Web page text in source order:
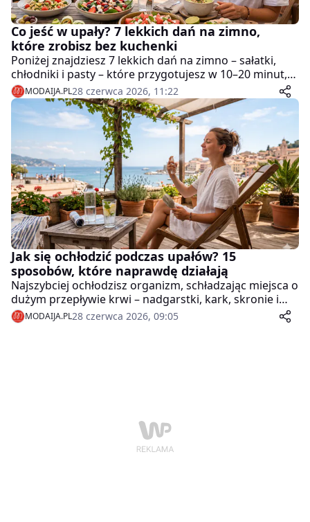
Co jeść w upały? 7 lekkich dań na zimno,
które zrobisz bez kuchenki
Poniżej znajdziesz 7 lekkich dań na zimno – sałatki,
chłodniki i pasty – które przygotujesz w 10–20 minut,
bez gotowania, smażenia i pieczenia, a do tego
skutecznie nawodnisz organizm.
MODAIJA.PL28 czerwca 2026, 11:22
Jak się ochłodzić podczas upałów? 15
sposobów, które naprawdę działają
Najszybciej ochłodzisz organizm, schładzając miejsca o
dużym przepływie krwi – nadgarstki, kark, skronie i
pachwiny – chłodną, niezbyt lodowatą wodą lub
mokrym kompresem.
MODAIJA.PL28 czerwca 2026, 09:05